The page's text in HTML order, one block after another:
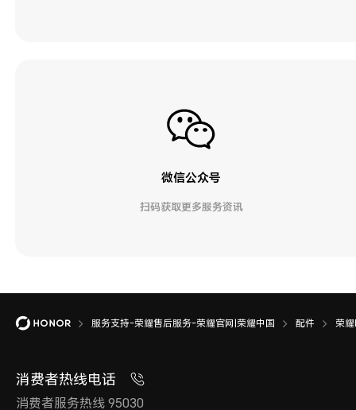
微信公众号
扫码获取更多服务资讯
服务支持-荣耀售后服务-荣耀官网|荣耀中国 配件 荣
消费者热线电话
消费者服务热线 95030